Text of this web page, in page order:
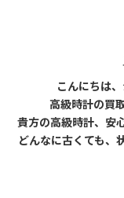
こんにちは
高級時計の買
貴方の高級時計、安
どんなに古くても、